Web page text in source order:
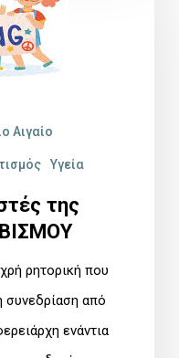
Αιγαίο
Υγεία
της
ρητορική που
συνεδρίαση από
ενάντια